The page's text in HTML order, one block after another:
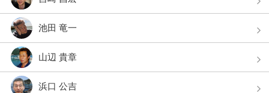
池田 竜一
山辺 貴章
浜口 公吉